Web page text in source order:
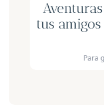
tus
Para